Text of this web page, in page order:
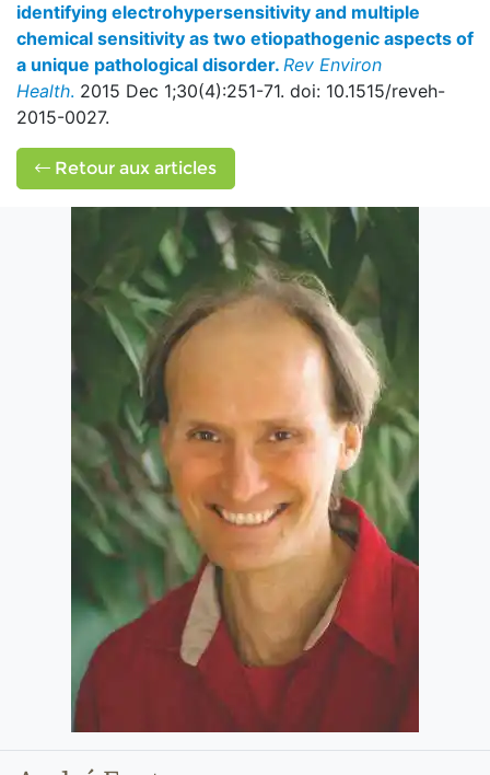
identifying electrohypersensitivity and multiple
chemical sensitivity as two etiopathogenic aspects of
a unique pathological disorder. Rev Environ
Health. 2015 Dec 1;30(4):251-71. doi: 10.1515/reveh-
2015-0027.
Retour aux articles